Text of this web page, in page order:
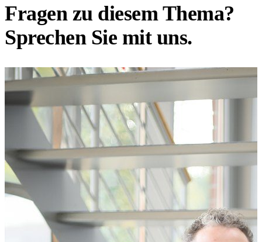
Fragen zu diesem Thema?
Sprechen Sie mit uns.